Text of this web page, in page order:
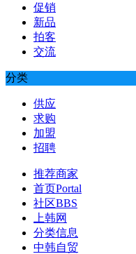
促销
新品
拍客
交流
分类
供应
求购
加盟
招聘
推荐商家
首页Portal
社区BBS
上韩网
分类信息
中韩自贸